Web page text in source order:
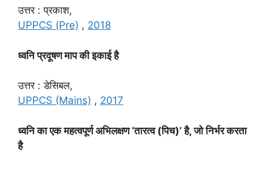
उत्तर : प्रकाश,
UPPCS (Pre) , 2018
ध्वनि प्रदूषण माप की इकाई है
उत्तर : डेसिबल,
UPPCS (Mains) , 2017
ध्वनि का एक महत्वपूर्ण अभिलक्षण ‘तारत्व (पिच)’ है, जो निर्भर करता
है